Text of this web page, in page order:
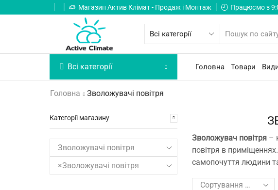
Магазин Актив Клімат - Продаж і Монтаж Працюємо з
Всі категорії Головна Товари
Головна Зволожувачі повітря
Зволожувач повітря–
повітря в
самопочуття людини
Категорії магазину
×Зволожувачі повітря